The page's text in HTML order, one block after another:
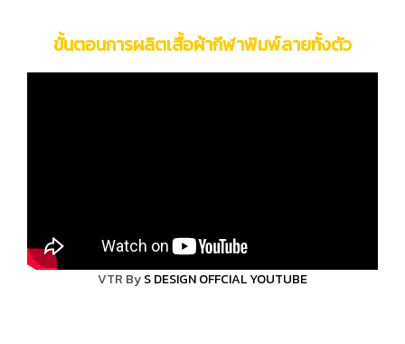
ขั้นตอนการผลิตเสื้อผ้ากีฬาพิมพ์ลายทั้งตัว
VTR ByS DESIGN OFFCIAL YOUTUBE